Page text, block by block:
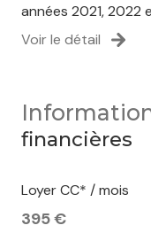
années 2021, 2022
Voir le détail
financières
Loyer CC* / mois
395 €